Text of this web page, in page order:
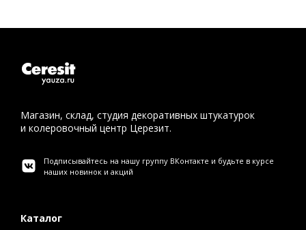
Магазин, склад, студия декоративных штукатурок
и колеровочный центр Церезит.
Подписывайтесь на нашу группу ВКонтакте и будьте в курсе
наших новинок и акций
Каталог